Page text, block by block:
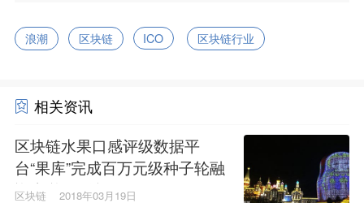
浪潮 区块链 ICO 区块链行业
相关资讯
区块链水果口感评级数据平
台“果库”完成百万元级种子轮融
资|投资界链讯
区块链 2018年03月19日